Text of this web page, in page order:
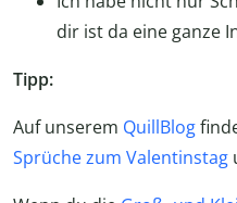
dir ist da eine ganze
Tipp:
Auf unserem QuillBlog
Sprüche zum Valentinstag